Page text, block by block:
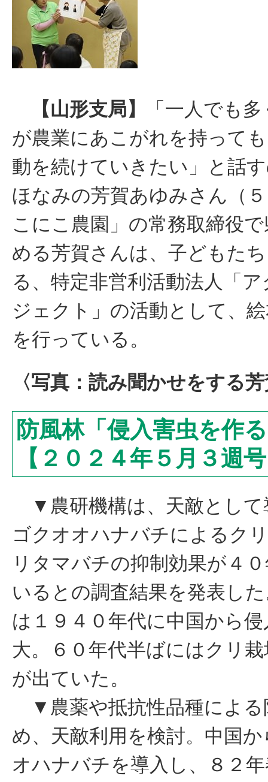
【山形支局】
「一人でも
が農業にあこがれを持って
動を続けていきたい」と話
ほなみの芳賀あゆみさん（
こにこ農園」の常務取締役
める芳賀さんは、子どもた
る、特定非営利活動法人「
ジェクト」の活動として、
を行っている。
〈写真：読み聞かせをする
防風林「侵入害虫を作
【２０２４年５月３週
▼農研機構は、天敵として
ゴクオオハナバチによるク
リタマバチの抑制効果が４
いるとの調査結果を発表し
は１９４０年代に中国から
大。６０年代半ばにはクリ
が出ていた。
▼農薬や抵抗性品種による
め、天敵利用を検討。中国
オハナバチを導入し、８２